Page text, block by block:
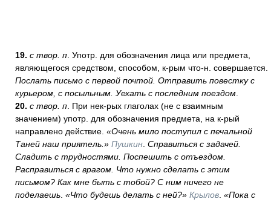
19. с твор. п . Употр. для обозначения лица или предмета,
являющегося средством, способом, к-рым что-н. совершается.
Послать письмо с первой почтой. Отправить повестку с
курьером, с посыльным. Уехать с последним поездом
20. с твор. п . При нек-рых глаголах (не с взаимным
значением) употр. для обозначения предмета, на к-рый
направлено действие. «Очень мило поступил с печальной
Таней наш приятель.» Пушкин Справиться с задачей.
Сладить с трудностями. Поспешить с отъездом.
Расправиться с врагом. Что нужно сделать с этим
письмом? Как мне быть с тобой? С ним ничего не
поделаешь «Что будешь делать с ней?» Крылов «Пока с